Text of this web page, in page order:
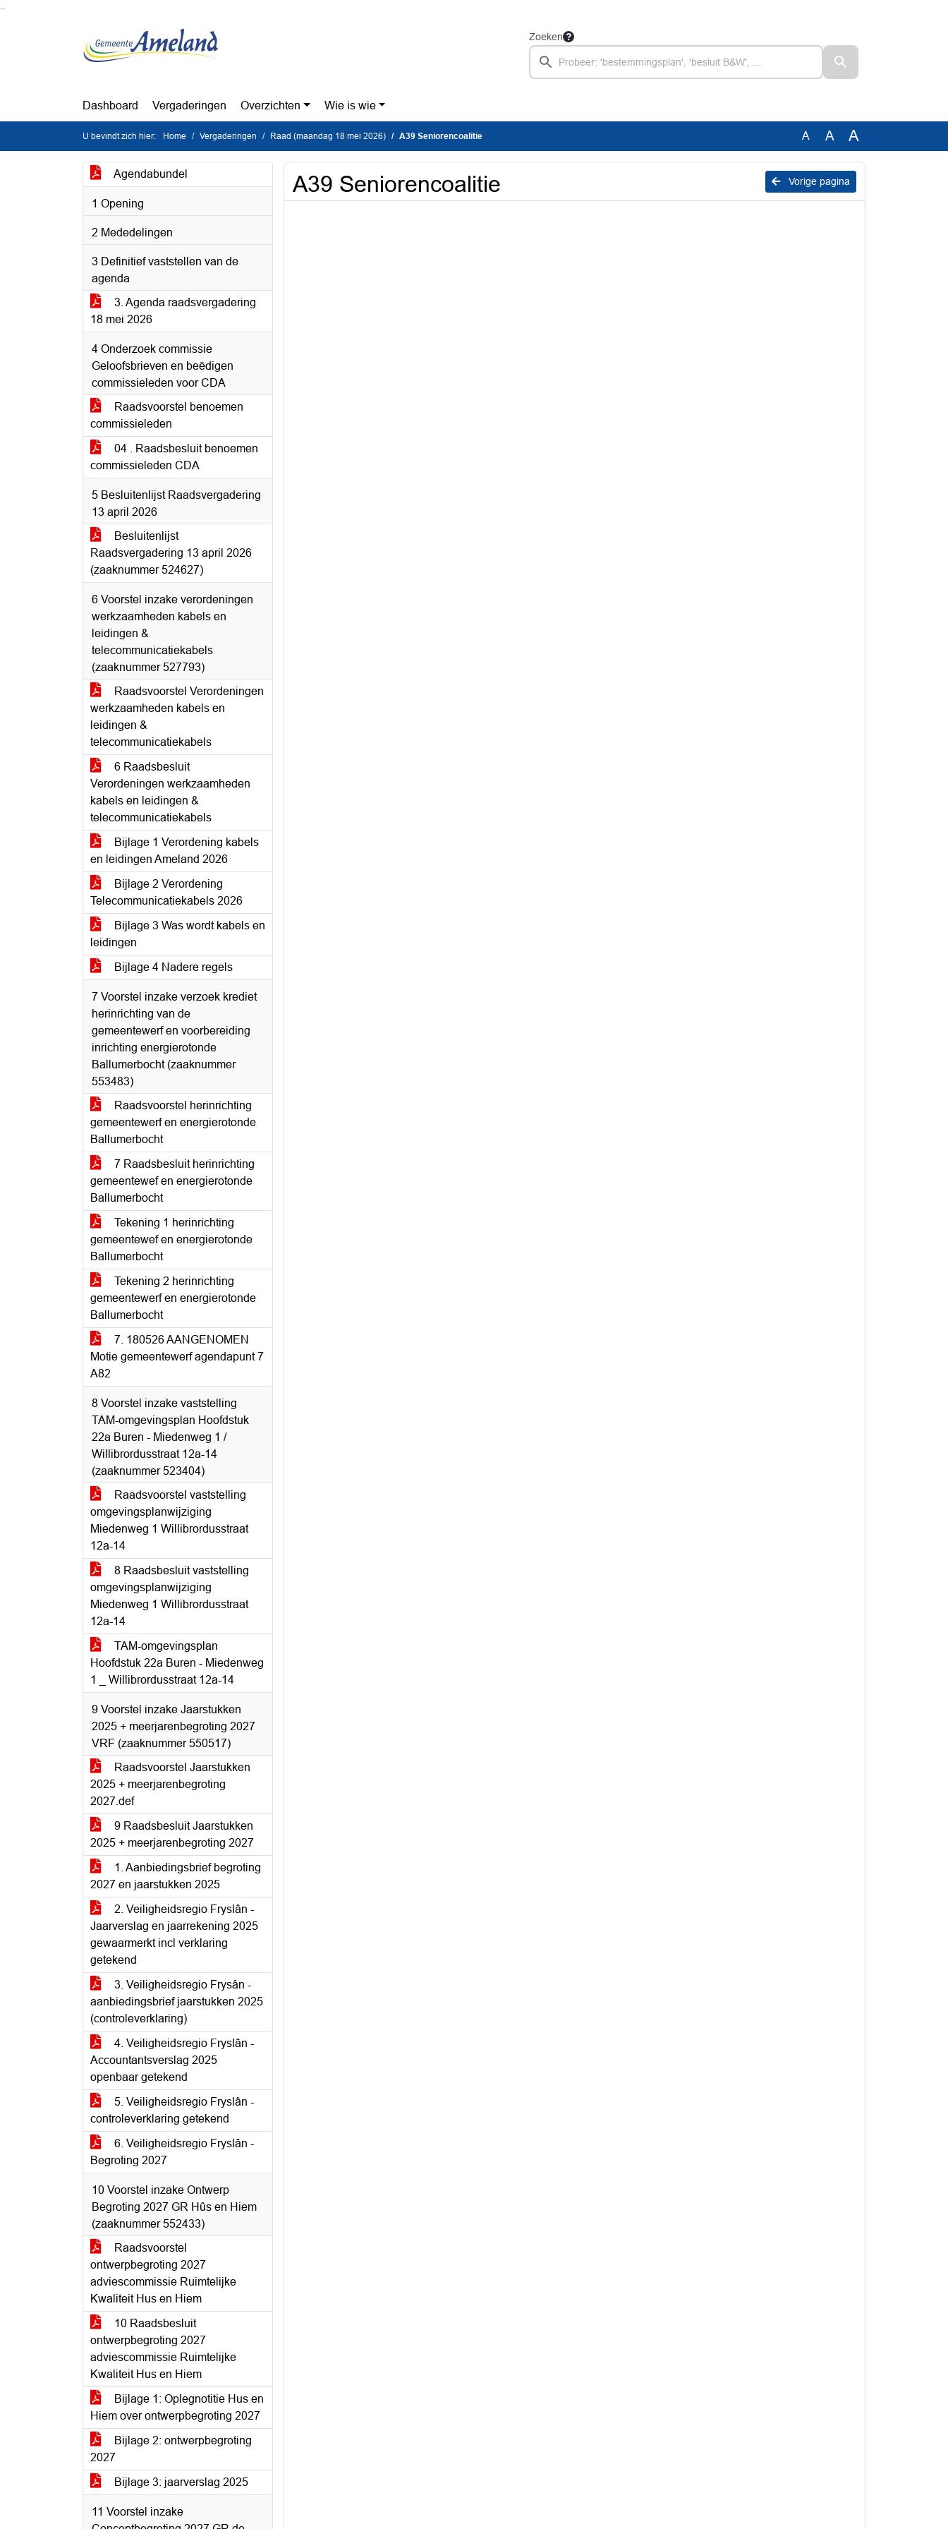
Zoeken
Dashboard Vergaderingen Overzichten Wie is wie
U bevindt zich hier: Home Vergaderingen Raad (maandag 18 mei 2026) A39 Seniorencoalitie A A A
Agendabundel
1 Opening
2 Mededelingen
3 Definitief vaststellen van de
agenda
3. Agenda raadsvergadering
18 mei 2026
4 Onderzoek commissie
Geloofsbrieven en beëdigen
commissieleden voor CDA
Raadsvoorstel benoemen
commissieleden
04 . Raadsbesluit benoemen
commissieleden CDA
5 Besluitenlijst Raadsvergadering
13 april 2026
Besluitenlijst
Raadsvergadering 13 april 2026
(zaaknummer 524627)
6 Voorstel inzake verordeningen
werkzaamheden kabels en
leidingen &
telecommunicatiekabels
(zaaknummer 527793)
Raadsvoorstel Verordeningen
werkzaamheden kabels en
leidingen &
telecommunicatiekabels
6 Raadsbesluit
Verordeningen werkzaamheden
kabels en leidingen &
telecommunicatiekabels
Bijlage 1 Verordening kabels
en leidingen Ameland 2026
Bijlage 2 Verordening
Telecommunicatiekabels 2026
Bijlage 3 Was wordt kabels en
leidingen
Bijlage 4 Nadere regels
7 Voorstel inzake verzoek krediet
herinrichting van de
gemeentewerf en voorbereiding
inrichting energierotonde
Ballumerbocht (zaaknummer
553483)
Raadsvoorstel herinrichting
gemeentewerf en energierotonde
Ballumerbocht
7 Raadsbesluit herinrichting
gemeentewef en energierotonde
Ballumerbocht
Tekening 1 herinrichting
gemeentewef en energierotonde
Ballumerbocht
Tekening 2 herinrichting
gemeentewerf en energierotonde
Ballumerbocht
7. 180526 AANGENOMEN
Motie gemeentewerf agendapunt 7
A82
8 Voorstel inzake vaststelling
TAM-omgevingsplan Hoofdstuk
22a Buren - Miedenweg 1 /
Willibrordusstraat 12a-14
(zaaknummer 523404)
Raadsvoorstel vaststelling
omgevingsplanwijziging
Miedenweg 1 Willibrordusstraat
12a-14
8 Raadsbesluit vaststelling
omgevingsplanwijziging
Miedenweg 1 Willibrordusstraat
12a-14
TAM-omgevingsplan
Hoofdstuk 22a Buren - Miedenweg
1 _ Willibrordusstraat 12a-14
9 Voorstel inzake Jaarstukken
2025 + meerjarenbegroting 2027
VRF (zaaknummer 550517)
Raadsvoorstel Jaarstukken
2025 + meerjarenbegroting
2027.def
9 Raadsbesluit Jaarstukken
2025 + meerjarenbegroting 2027
1. Aanbiedingsbrief begroting
2027 en jaarstukken 2025
2. Veiligheidsregio Fryslân -
Jaarverslag en jaarrekening 2025
gewaarmerkt incl verklaring
getekend
3. Veiligheidsregio Frysân -
aanbiedingsbrief jaarstukken 2025
(controleverklaring)
4. Veiligheidsregio Fryslân -
Accountantsverslag 2025
openbaar getekend
5. Veiligheidsregio Fryslân -
controleverklaring getekend
6. Veiligheidsregio Fryslân -
Begroting 2027
10 Voorstel inzake Ontwerp
Begroting 2027 GR Hûs en Hiem
(zaaknummer 552433)
Raadsvoorstel
ontwerpbegroting 2027
adviescommissie Ruimtelijke
Kwaliteit Hus en Hiem
10 Raadsbesluit
ontwerpbegroting 2027
adviescommissie Ruimtelijke
Kwaliteit Hus en Hiem
Bijlage 1: Oplegnotitie Hus en
Hiem over ontwerpbegroting 2027
Bijlage 2: ontwerpbegroting
2027
Bijlage 3: jaarverslag 2025
11 Voorstel inzake
Vorige pagina
A39 Seniorencoalitie